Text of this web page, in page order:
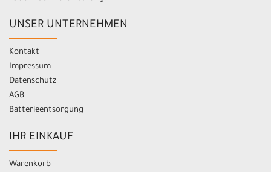
UNSER UNTERNEHMEN
Kontakt
Impressum
Datenschutz
AGB
Batterieentsorgung
IHR EINKAUF
Warenkorb